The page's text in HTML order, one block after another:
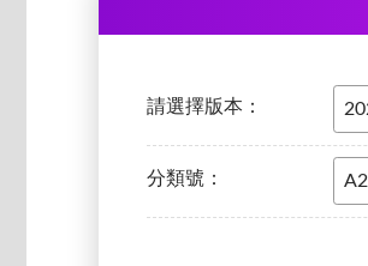
請選擇版本：
分類號：